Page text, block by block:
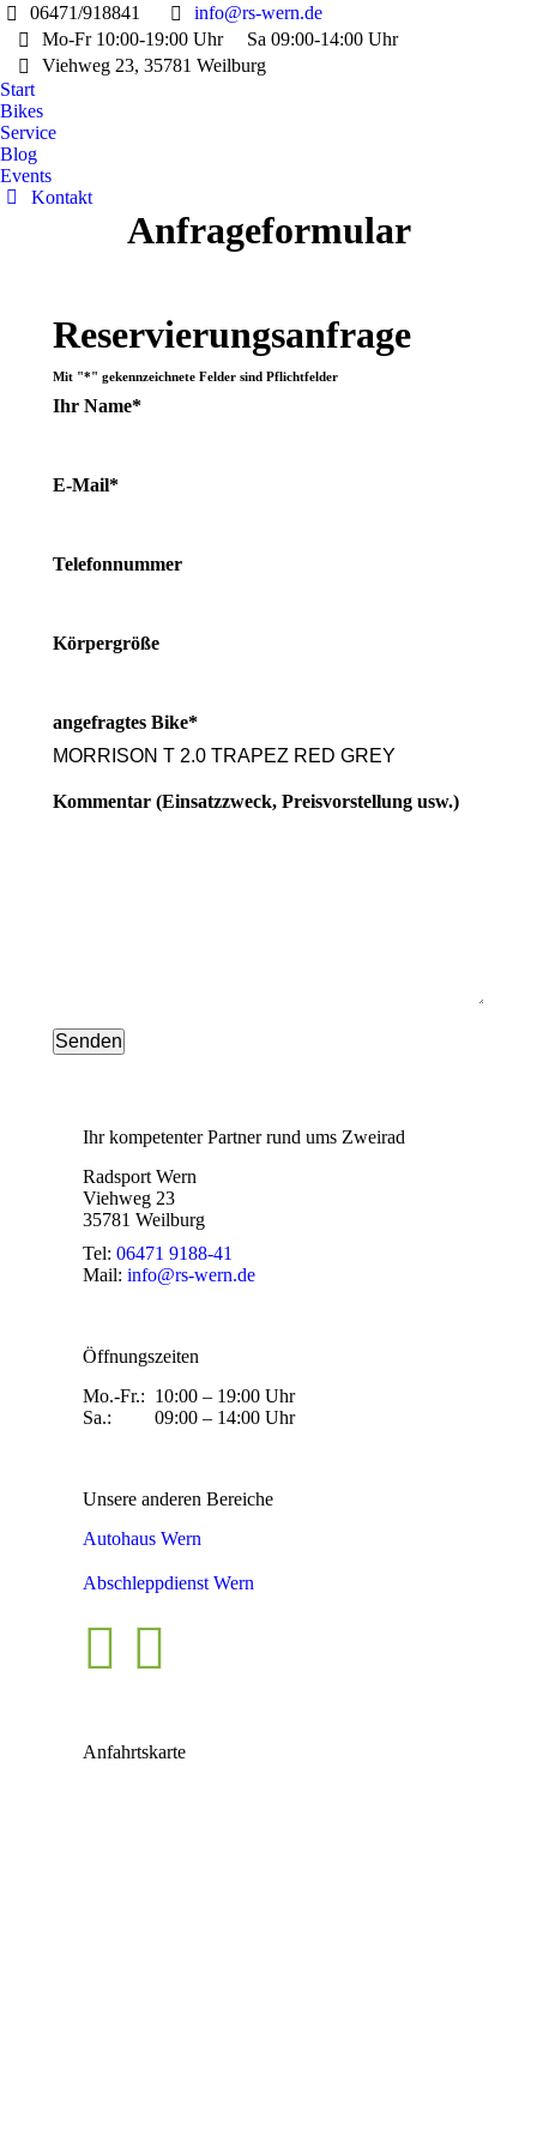
06471/918841
info@rs-wern.de
Mo-Fr 10:00-19:00 Uhr
Sa 09:00-14:00 Uhr
Viehweg 23, 35781 Weilburg
Start
Bikes
Service
Blog
Events
Kontakt
Anfrageformular
Reservierungsanfrage
Mit "*" gekennzeichnete Felder sind Pflichtfelder
Ihr Name*
E-Mail*
Telefonnummer
Körpergröße
angefragtes Bike*
Kommentar (Einsatzzweck, Preisvorstellung usw.)
Ihr kompetenter Partner rund ums Zweirad
Radsport Wern
Viehweg 23
35781 Weilburg
Tel: 06471 9188-41
Mail: info@rs-wern.de
Öffnungszeiten
Mo.-Fr.: 10:00 – 19:00 Uhr
Sa.: 09:00 – 14:00 Uhr
Unsere anderen Bereiche
Autohaus Wern
Abschleppdienst Wern
Anfahrtskarte